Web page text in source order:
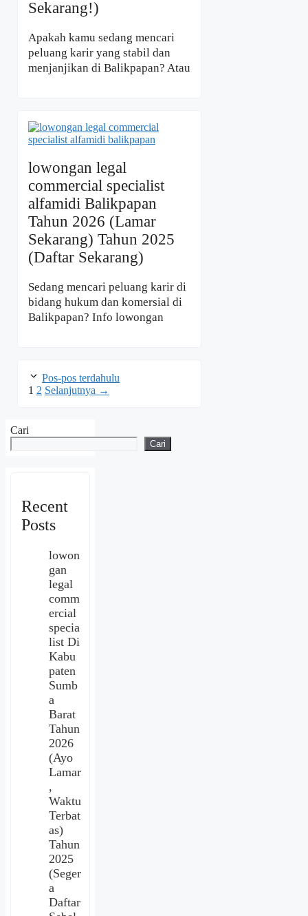
Sekarang!)
Apakah kamu sedang mencari
peluang karir yang stabil dan
menjanjikan di Balikpapan? Atau
lowongan legal
commercial specialist
alfamidi Balikpapan
Tahun 2026 (Lamar
Sekarang) Tahun 2025
(Daftar Sekarang)
Sedang mencari peluang karir di
bidang hukum dan komersial di
Balikpapan? Info lowongan
Pos-pos terdahulu
Halaman
1 Halaman
2 Selanjutnya →
Cari
Cari
Recent
Posts
lowon
gan
legal
comm
ercial
specia
list Di
Kabu
paten
Sumb
a
Barat
Tahun
2026
(Ayo
Lamar
,
Waktu
Terbat
as)
Tahun
2025
(Seger
a
Daftar